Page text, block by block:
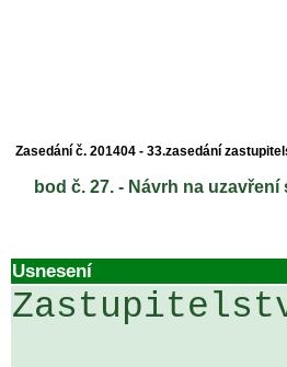
Zasedání č. 201404 - 33.zasedání
bod č. 27. - Návrh na
Usnesení